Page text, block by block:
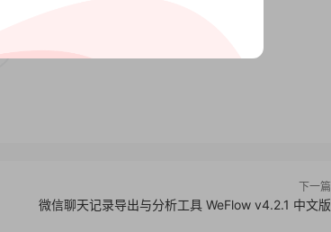
下一篇
微信聊天记录导出与分析工具 WeFlow v4.2.1 中文版